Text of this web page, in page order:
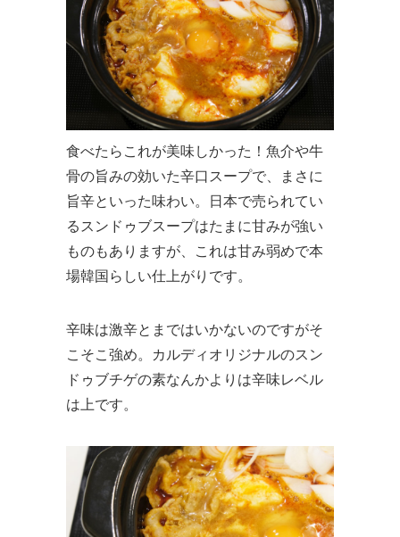
食べたらこれが美味しかった！魚介や牛
骨の旨みの効いた辛口スープで、まさに
旨辛といった味わい。日本で売られてい
るスンドゥブスープはたまに甘みが強い
ものもありますが、これは甘み弱めで本
場韓国らしい仕上がりです。
辛味は激辛とまではいかないのですがそ
こそこ強め。カルディオリジナルのスン
ドゥブチゲの素なんかよりは辛味レベル
は上です。